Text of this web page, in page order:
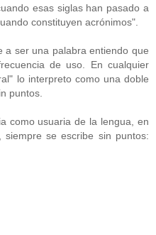
esas siglas han pasado a
constituyen acrónimos".
a ser una palabra entiendo que
de uso. En cualquier
lo interpreto como una doble
puntos.
como usuaria de la lengua, en
se escribe sin puntos: